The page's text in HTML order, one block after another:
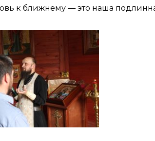
к ближнему — это наша